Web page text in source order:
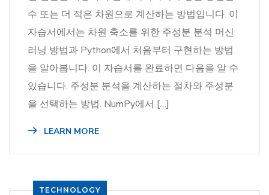
수 또는 더 적은 차원으로 계산하는 방법입니다. 이
자습서에서는 차원 축소를 위한 주성분 분석 머신
러닝 방법과 Python에서 처음부터 구현하는 방법
을 알아봅니다. 이 자습서를 완료하면 다음을 알 수
있습니다. 주성분 분석을 계산하는 절차와 주성분
을 선택하는 방법. NumPy에서 […]
LEARN MORE
TECHNOLOGY